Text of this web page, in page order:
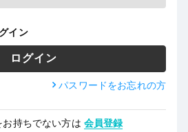
イン
パスワードをお忘れの方
お持ちでない方は 会員登録